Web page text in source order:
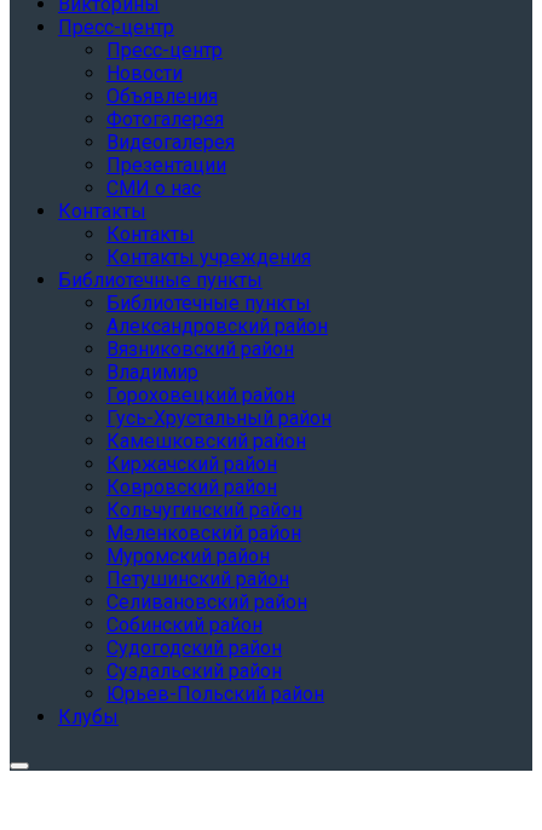
Викторины
Пресс-центр
Пресс-центр
Новости
Объявления
Фотогалерея
Видеогалерея
Презентации
СМИ о нас
Контакты
Контакты
Контакты учреждения
Библиотечные пункты
Библиотечные пункты
Александровский район
Вязниковский район
Владимир
Гороховецкий район
Гусь-Хрустальный район
Камешковский район
Киржачский район
Ковровский район
Кольчугинский район
Меленковский район
Муромский район
Петушинский район
Селивановский район
Собинский район
Судогодский район
Суздальский район
Юрьев-Польский район
Клубы